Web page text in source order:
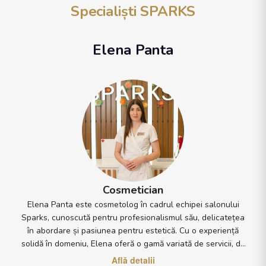
Specialiști SPARKS
Elena Panta
Cosmetician
Elena Panta este cosmetolog în cadrul echipei salonului
Sparks, cunoscută pentru profesionalismul său, delicatețea
în abordare și pasiunea pentru estetică. Cu o experiență
solidă în domeniu, Elena oferă o gamă variată de servicii, de
la tratamente faciale de curățare, hidratare și regenerare.
Află detalii